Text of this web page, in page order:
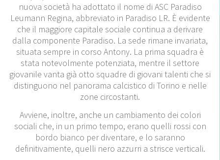
nuova società ha adottato il nome di ASC Paradiso
Leumann Regina, abbreviato in Paradiso LR. È evidente
che il maggiore capitale sociale continua a derivare
dalla componente Paradiso. La sede rimane invariata,
situata sempre in corso Antony. La prima squadra è
stata notevolmente potenziata, mentre il settore
giovanile vanta già otto squadre di giovani talenti che si
distinguono nel panorama calcistico di Torino e nelle
zone circostanti.
Avviene, inoltre, anche un cambiamento dei colori
sociali che, in un primo tempo, erano quelli rossi con
bordo bianco per diventare, e lo saranno
definitivamente, quelli nero azzurri a strisce verticali.